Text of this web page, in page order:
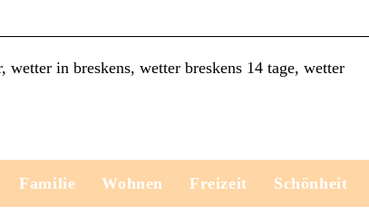
wetter in breskens, wetter breskens 14 tage, wetter
Familie Wohnen Freizeit Schönheit